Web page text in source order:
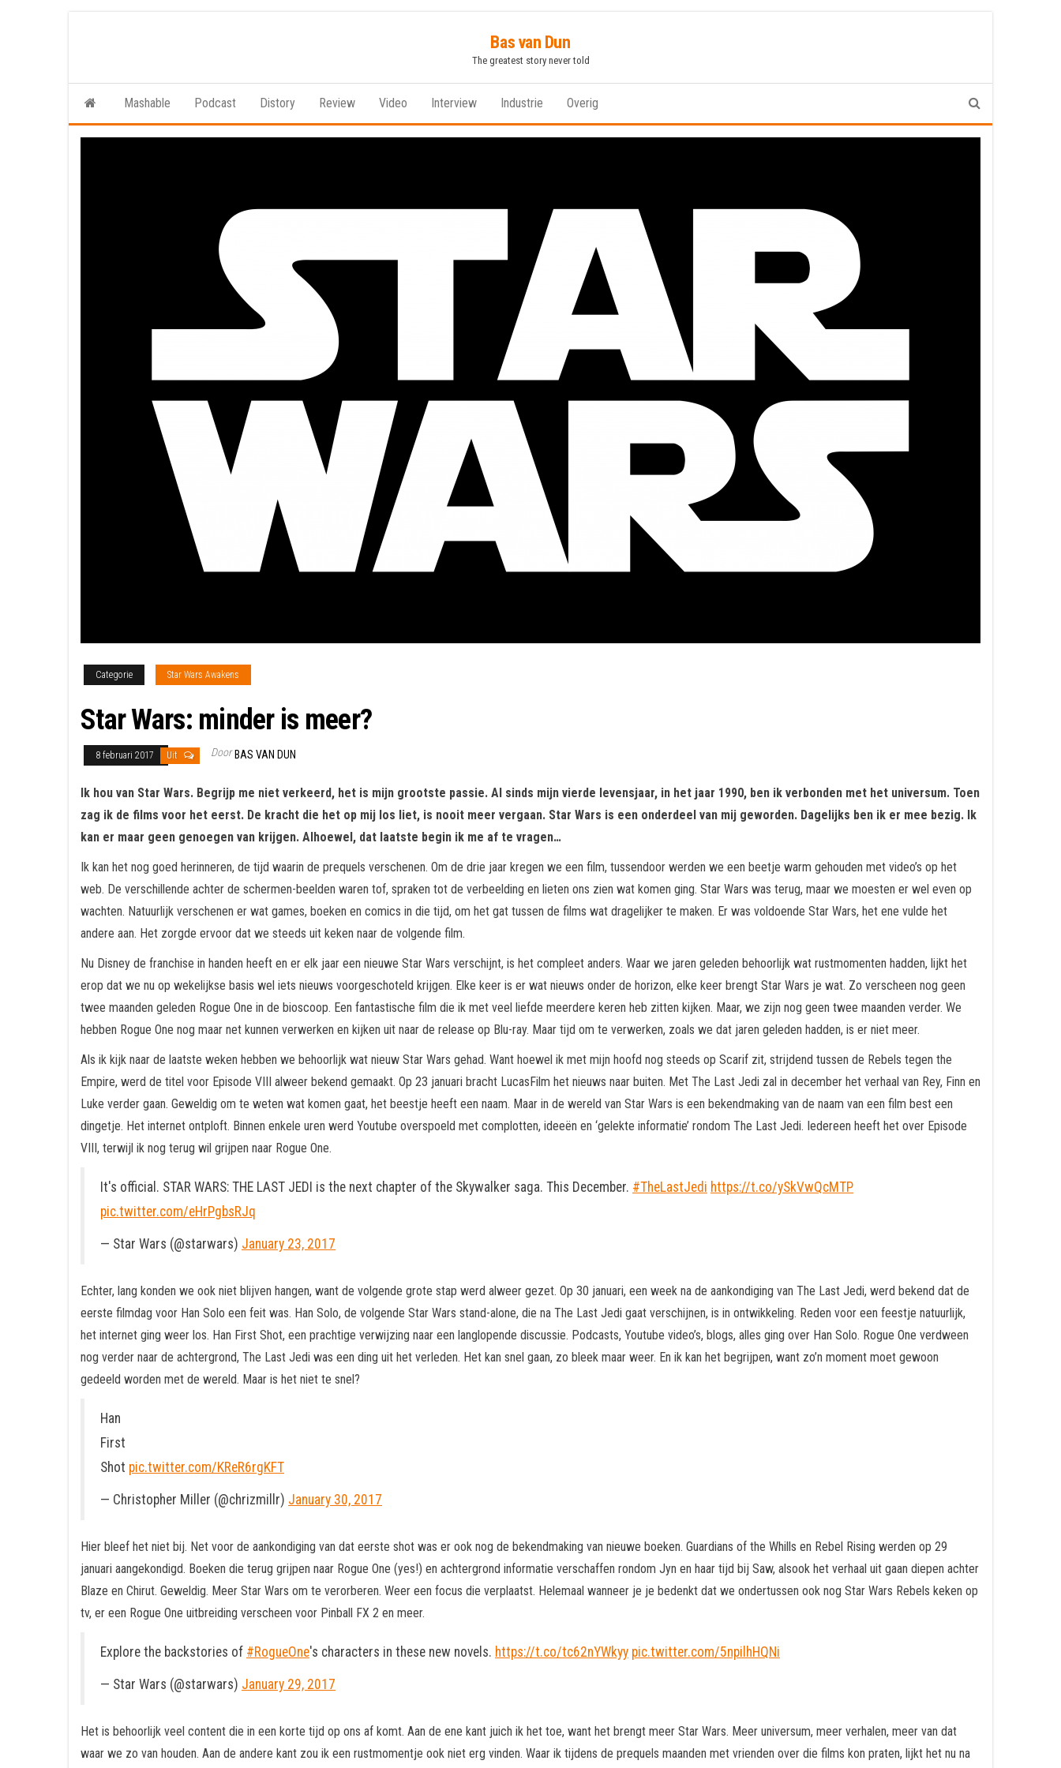
inhoud
Bas van Dun
The greatest story never told
Mashable Podcast Distory Review Video Interview Industrie Overig
Categorie Star Wars Awakens
Star Wars: minder is meer?
8 februari 2017 Uit Door BAS VAN DUN
Ik hou van Star Wars. Begrijp me niet verkeerd, het is mijn grootste passie. Al sinds mijn vierde levensjaar, in het jaar 1990, ben ik verbonden met het universum. Toen
zag ik de films voor het eerst. De kracht die het op mij los liet, is nooit meer vergaan. Star Wars is een onderdeel van mij geworden. Dagelijks ben ik er mee bezig. Ik
kan er maar geen genoegen van krijgen. Alhoewel, dat laatste begin ik me af te vragen…
Ik kan het nog goed herinneren, de tijd waarin de prequels verschenen. Om de drie jaar kregen we een film, tussendoor werden we een beetje warm gehouden met video’s op het
web. De verschillende achter de schermen-beelden waren tof, spraken tot de verbeelding en lieten ons zien wat komen ging. Star Wars was terug, maar we moesten er wel even op
wachten. Natuurlijk verschenen er wat games, boeken en comics in die tijd, om het gat tussen de films wat dragelijker te maken. Er was voldoende Star Wars, het ene vulde het
andere aan. Het zorgde ervoor dat we steeds uit keken naar de volgende film.
Nu Disney de franchise in handen heeft en er elk jaar een nieuwe Star Wars verschijnt, is het compleet anders. Waar we jaren geleden behoorlijk wat rustmomenten hadden, lijkt het
erop dat we nu op wekelijkse basis wel iets nieuws voorgeschoteld krijgen. Elke keer is er wat nieuws onder de horizon, elke keer brengt Star Wars je wat. Zo verscheen nog geen
twee maanden geleden Rogue One in de bioscoop. Een fantastische film die ik met veel liefde meerdere keren heb zitten kijken. Maar, we zijn nog geen twee maanden verder. We
hebben Rogue One nog maar net kunnen verwerken en kijken uit naar de release op Blu-ray. Maar tijd om te verwerken, zoals we dat jaren geleden hadden, is er niet meer.
Als ik kijk naar de laatste weken hebben we behoorlijk wat nieuw Star Wars gehad. Want hoewel ik met mijn hoofd nog steeds op Scarif zit, strijdend tussen de Rebels tegen the
Empire, werd de titel voor Episode VIII alweer bekend gemaakt. Op 23 januari bracht LucasFilm het nieuws naar buiten. Met The Last Jedi zal in december het verhaal van Rey, Finn en
Luke verder gaan. Geweldig om te weten wat komen gaat, het beestje heeft een naam. Maar in de wereld van Star Wars is een bekendmaking van de naam van een film best een
dingetje. Het internet ontploft. Binnen enkele uren werd Youtube overspoeld met complotten, ideeën en ‘gelekte informatie’ rondom The Last Jedi. Iedereen heeft het over Episode
VIII, terwijl ik nog terug wil grijpen naar Rogue One.
It's official. STAR WARS: THE LAST JEDI is the next chapter of the Skywalker saga. This December. #TheLastJedi https://t.co/ySkVwQcMTP
pic.twitter.com/eHrPgbsRJq
— Star Wars (@starwars) January 23, 2017
Echter, lang konden we ook niet blijven hangen, want de volgende grote stap werd alweer gezet. Op 30 januari, een week na de aankondiging van The Last Jedi, werd bekend dat de
eerste filmdag voor Han Solo een feit was. Han Solo, de volgende Star Wars stand-alone, die na The Last Jedi gaat verschijnen, is in ontwikkeling. Reden voor een feestje natuurlijk,
het internet ging weer los. Han First Shot, een prachtige verwijzing naar een langlopende discussie. Podcasts, Youtube video’s, blogs, alles ging over Han Solo. Rogue One verdween
nog verder naar de achtergrond, The Last Jedi was een ding uit het verleden. Het kan snel gaan, zo bleek maar weer. En ik kan het begrijpen, want zo’n moment moet gewoon
gedeeld worden met de wereld. Maar is het niet te snel?
Han
First
Shot pic.twitter.com/KReR6rgKFT
— Christopher Miller (@chrizmillr) January 30, 2017
Hier bleef het niet bij. Net voor de aankondiging van dat eerste shot was er ook nog de bekendmaking van nieuwe boeken. Guardians of the Whills en Rebel Rising werden op 29
januari aangekondigd. Boeken die terug grijpen naar Rogue One (yes!) en achtergrond informatie verschaffen rondom Jyn en haar tijd bij Saw, alsook het verhaal uit gaan diepen achter
Blaze en Chirut. Geweldig. Meer Star Wars om te verorberen. Weer een focus die verplaatst. Helemaal wanneer je je bedenkt dat we ondertussen ook nog Star Wars Rebels keken op
tv, er een Rogue One uitbreiding verscheen voor Pinball FX 2 en meer.
Explore the backstories of #RogueOne's characters in these new novels. https://t.co/tc62nYWkyy pic.twitter.com/5npilhHQNi
— Star Wars (@starwars) January 29, 2017
Het is behoorlijk veel content die in een korte tijd op ons af komt. Aan de ene kant juich ik het toe, want het brengt meer Star Wars. Meer universum, meer verhalen, meer van dat
waar we zo van houden. Aan de andere kant zou ik een rustmomentje ook niet erg vinden. Waar ik tijdens de prequels maanden met vrienden over die films kon praten, lijkt het nu na